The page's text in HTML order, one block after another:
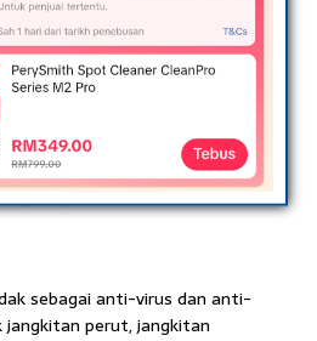
pada dinding saluran darah.
tekanan darah
mengurangkan free
kanser.
sebagai anti-virus dan anti-
perut, jangkitan